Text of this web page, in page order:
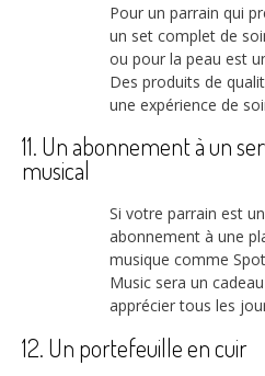
Pour un parrain qui
un set complet de
ou pour la peau est
Des produits de
une expérience de
11. Un abonnement à un
musical
Si votre parrain est
abonnement à une
musique comme
Music sera un
apprécier tous les
12. Un portefeuille en cuir